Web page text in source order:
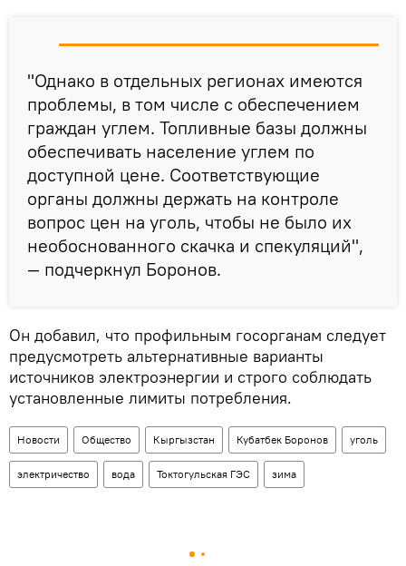
"Однако в отдельных регионах имеются
проблемы, в том числе с обеспечением
граждан углем. Топливные базы должны
обеспечивать население углем по
доступной цене. Соответствующие
органы должны держать на контроле
вопрос цен на уголь, чтобы не было их
необоснованного скачка и спекуляций",
— подчеркнул Боронов.
Он добавил, что профильным госорганам следует
предусмотреть альтернативные варианты
источников электроэнергии и строго соблюдать
установленные лимиты потребления.
Новости Общество Кыргызстан Кубатбек Боронов уголь
электричество вода Токтогульская ГЭС зима